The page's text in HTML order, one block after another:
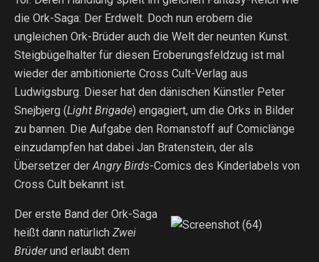
die Ork-Saga: Der Erdwelt. Doch nun erobern die
ungleichen Ork-Brüder auch die Welt der neunten Kunst.
Steigbügelhalter für diesen Eroberungsfeldzug ist mal
wieder der ambitionierte Cross Cult-Verlag aus
Ludwigsburg. Dieser hat den dänischen Künstler Peter
Snejbjerg (Light Brigade) engagiert, um die Orks in Bilder
zu bannen. Die Aufgabe den Romanstoff auf Comiclänge
einzudampfen hat dabei Jan Bratenstein, der als
Übersetzer derAngry Birds-Comics des Kinderlabels von
Cross Cult bekannt ist.
Der erste Band der Ork-Saga
heißt dann natürlich Zwei
Brüderund erlaubt dem